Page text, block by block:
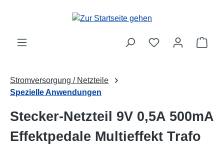
Zum Hauptinhalt springen
Stromversorgung / Netzteile
Spezielle Anwendungen
Stecker-Netzteil 9V 0,5A 500mA
Effektpedale Multieffekt Trafo